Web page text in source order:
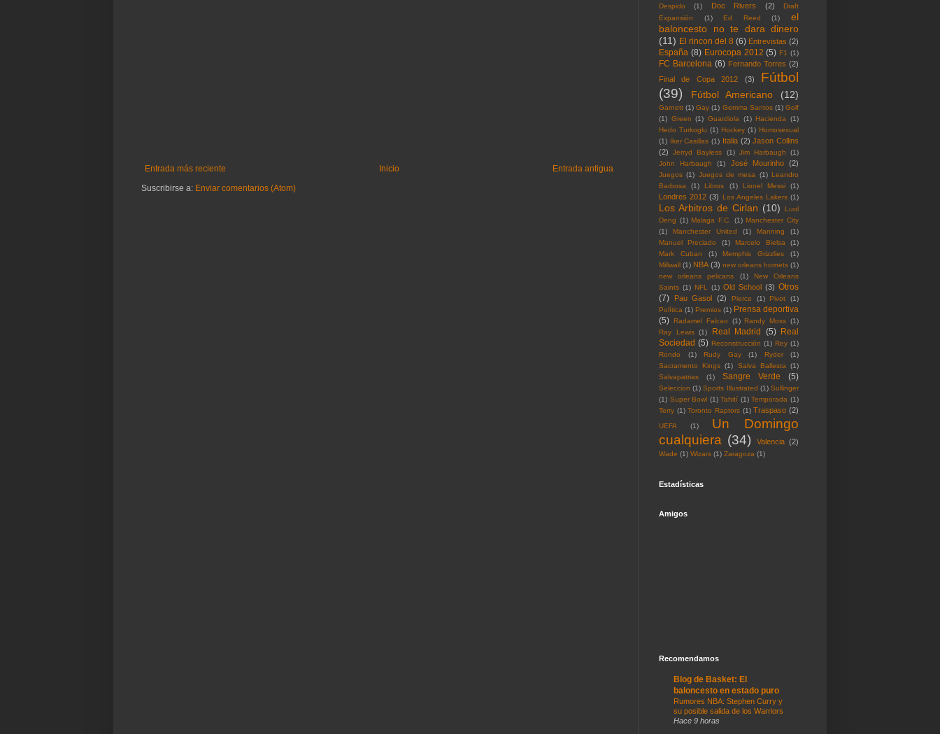
Entrada más reciente Entrada antigua
Inicio
Suscribirse a: Enviar comentarios (Atom)
Despido
(1) Doc Rivers (2)
Draft
Expansión
(1) Ed Reed (1)
el
baloncesto no te dara dinero
(11) El rincon del 8 (6) Entrevistas (2)
España (8) Eurocopa 2012 (5) F1 (1)
FC Barcelona (6) Fernando Torres (2)
Final de Copa 2012
(3)
Fútbol
(39)
Fútbol Americano (12)
Garnett (1) Gay (1) Gemma Santos (1) Golf
(1) Green (1) Guardiola (1) Hacienda
(1)
Hedo Turkoglu (1) Hockey (1) Homosexual
(1) Iker Casillas (1) Italia (2) Jason Collins
(2)
Jerryd Bayless (1) Jim Harbaugh
(1)
John Harbaugh
(1) José Mourinho (2)
Juegos (1) Juegos de mesa (1) Leandro
Barbosa
(1) Libros (1) Lionel Messi (1)
Londres 2012 (3) Los Angeles Lakers (1)
Los Arbitros de Cirlan (10)
Luol
Deng (1) Malaga F.C. (1) Manchester City
(1)
Manchester United (1) Manning
(1)
Manuel Preciado
(1) Marcelo Bielsa
(1)
Mark Cuban
(1) Memphis Grizzlies
(1)
Millwall (1) NBA (3) new orleans hornets (1)
new orleans pelicans
(1)
New Orleans
Saints (1) NFL (1) Old School (3) Otros
(7)
Pau Gasol (2) Pierce (1) Pivot
(1)
Política (1) Premios (1) Prensa deportiva
(5)
Radamel Falcao (1) Randy Moss (1)
Ray Lewis (1) Real Madrid (5) Real
Sociedad (5) Reconstrucción (1) Rey (1)
Rondo
(1) Rudy Gay (1) Ryder
(1)
Sacramento Kings (1) Salva Ballesta
(1)
Salvapatrias
(1) Sangre Verde (5)
Seleccion (1) Sports Illustrated (1) Sullinger
(1) Super Bowl (1) Tahití (1) Temporada (1)
Terry (1) Toronto Raptors (1) Traspaso (2)
UEFA (1)
Un Domingo
cualquiera (34) Valencia (2)
Wade (1) Wizars (1) Zaragoza (1)
Estadísticas
Amigos
Recomendamos
Blog de Basket: El
baloncesto en estado puro
Rumores NBA: Stephen Curry y
su posible salida de los Warriors
Hace 9 horas